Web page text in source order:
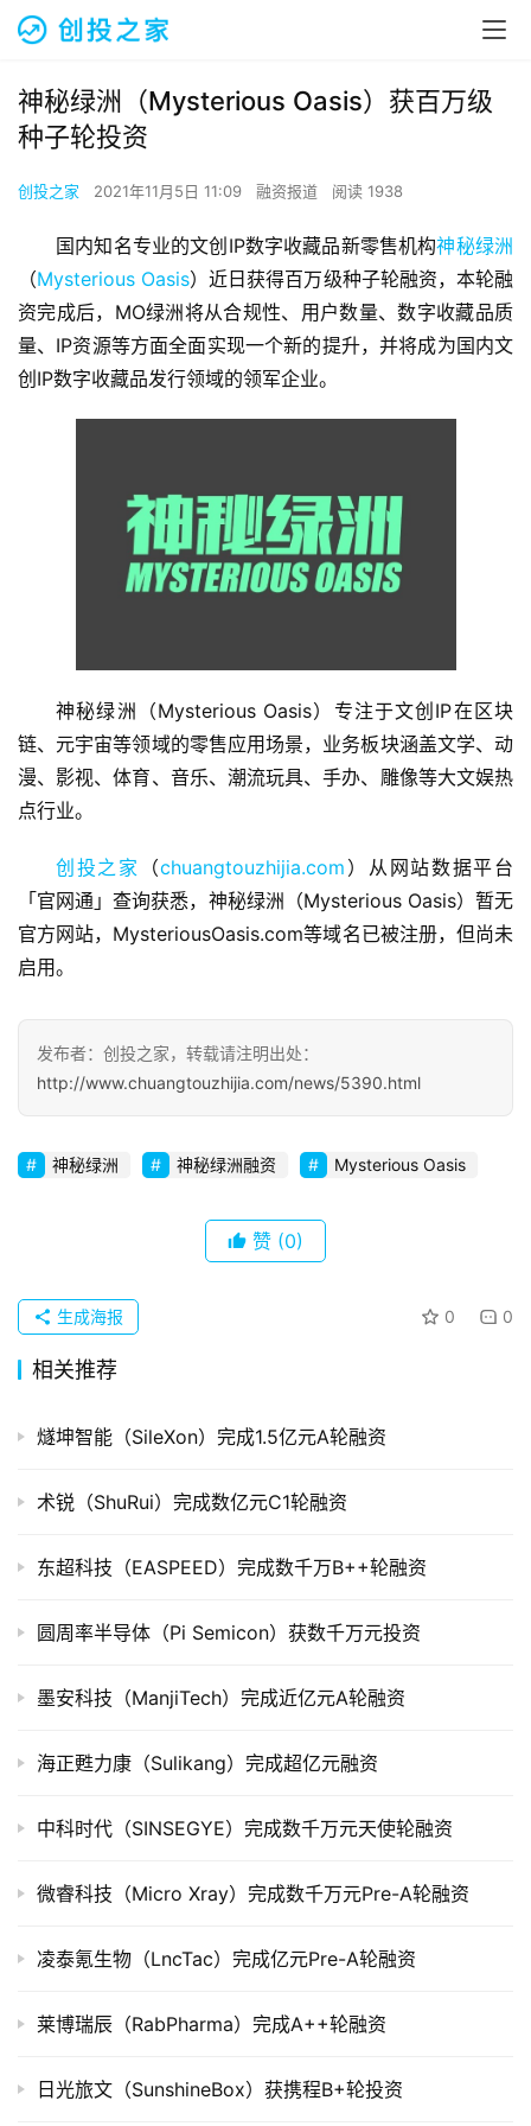
融
资
商
业
察
初
创
业
发
布
并
重
司
市
创
据
创
学
登录
投稿
神秘绿洲（Mysterious Oasis）获百万级
种子轮投资
创投之家 2021年11月5日 11:09 融资报道 阅读 1938
国内知名专业的文创IP数字收藏品新零售机构神秘绿洲
（Mysterious Oasis）近日获得百万级种子轮融资，本轮融
资完成后，MO绿洲将从合规性、用户数量、数字收藏品质
量、IP资源等方面全面实现一个新的提升，并将成为国内文
创IP数字收藏品发行领域的领军企业。
神秘绿洲（Mysterious Oasis）专注于文创IP在区块
链、元宇宙等领域的零售应用场景，业务板块涵盖文学、动
漫、影视、体育、音乐、潮流玩具、手办、雕像等大文娱热
点行业。
创投之家 （chuangtouzhijia.com ）从网站数据平台
「官网通」查询获悉，神秘绿洲（Mysterious Oasis）暂无
官方网站，MysteriousOasis.com等域名已被注册，但尚未
启用。
发布者：创投之家，转载请注明出处：
http://www.chuangtouzhijia.com/news/5390.html
神秘绿洲 神秘绿洲融资 Mysterious Oasis
赞 (0)
0 0
生成海报
相关推荐
燧坤智能（SileXon）完成1.5亿元A轮融资
术锐（ShuRui）完成数亿元C1轮融资
东超科技（EASPEED）完成数千万B++轮融资
圆周率半导体（Pi Semicon）获数千万元投资
墨安科技（ManjiTech）完成近亿元A轮融资
海正甦力康（Sulikang）完成超亿元融资
中科时代（SINSEGYE）完成数千万元天使轮融资
微睿科技（Micro Xray）完成数千万元Pre-A轮融资
凌泰氪生物（LncTac）完成亿元Pre-A轮融资
莱博瑞辰（RabPharma）完成A++轮融资
日光旅文（SunshineBox）获携程B+轮投资